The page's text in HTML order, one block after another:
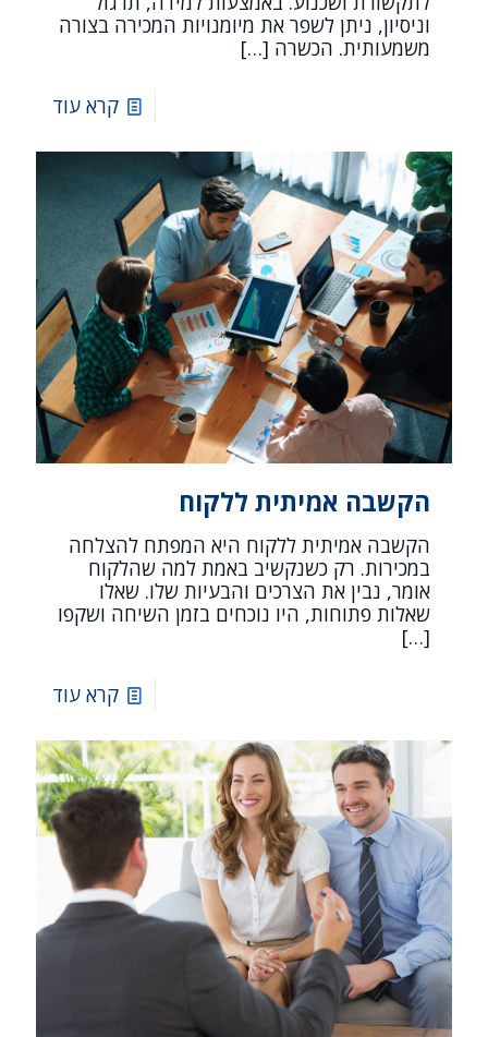
וניסיון, ניתן לשפר את מיומנויות המכירה בצורה
משמעותית. הכשרה […]
קרא עוד
הקשבה אמיתית ללקוח
הקשבה אמיתית ללקוח היא המפתח להצלחה
במכירות. רק כשנקשיב באמת למה שהלקוח
אומר, נבין את הצרכים והבעיות שלו. שאלו
שאלות פתוחות, היו נוכחים בזמן השיחה ושקפו
[…]
קרא עוד